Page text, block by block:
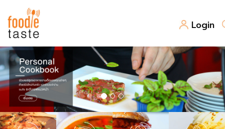
Login
สูตรอาหาร
สูตรอาหารล่าสุด
Top Foodie
พาไปชิม
สารพันก้นครัว